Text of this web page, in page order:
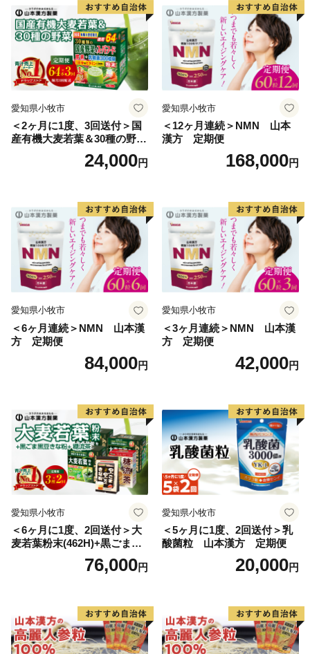
愛知県小牧市
＜2ヶ月に1度、3回送付＞国
産有機大麦若葉＆30種の野
菜 山本漢方 定期便
24,000円
愛知県小牧市
＜12ヶ月連続＞NMN 山本
漢方 定期便
168,000円
愛知県小牧市
＜6ヶ月連続＞NMN 山本漢
方 定期便
84,000円
愛知県小牧市
＜3ヶ月連続＞NMN 山本漢
方 定期便
42,000円
愛知県小牧市
＜6ヶ月に1度、2回送付＞大
麦若葉粉末(462H)+黒ごま黒
豆きな粉+ 糖流茶 山本漢
76,000円
愛知県小牧市
＜5ヶ月に1度、2回送付＞乳
酸菌粒 山本漢方 定期便
20,000円